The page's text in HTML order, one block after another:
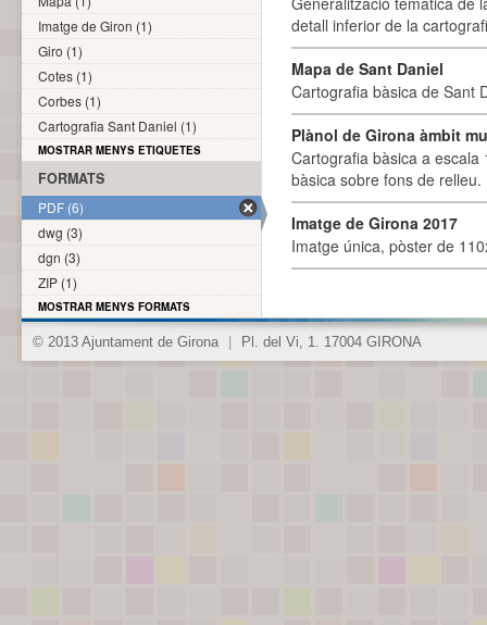
detall inferior de la
Mapa de Sant Daniel
Cartografia bàsica de Sant
Plànol de Girona àmbit
Cartografia bàsica a
bàsica sobre fons de
Imatge de Girona 2017
Imatge única, pòster de
Imatge de Giron (1)
Giro (1)
Cotes (1)
Corbes (1)
Cartografia Sant Daniel (1)
MOSTRAR MENYS ETIQUETES
FORMATS
PDF (6)
dwg (3)
dgn (3)
ZIP (1)
MOSTRAR MENYS FORMATS
© 2013 Ajuntament de Girona Pl. del Vi, 1. 17004 GIRONA